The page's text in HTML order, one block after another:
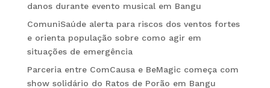
danos durante evento musical em Bangu
ComuniSaúde alerta para riscos dos ventos fortes
e orienta população sobre como agir em
situações de emergência
Parceria entre ComCausa e BeMagic começa com
show solidário do Ratos de Porão em Bangu